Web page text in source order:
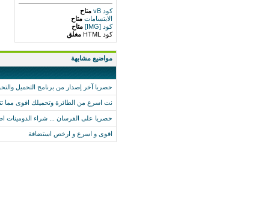
كود vB
متاح
الابتسامات متاح
كود [IMG]
متاح
كود HTML
مغلق
مواضيع مشابهة
حصريا آخر إصدار من برنامج التحميل
نت اسرع من الطائرة وتحميلك اقوى مما
حصريا على الفرسان ... شراء
اقوى و اسرع و ارخص استضافة